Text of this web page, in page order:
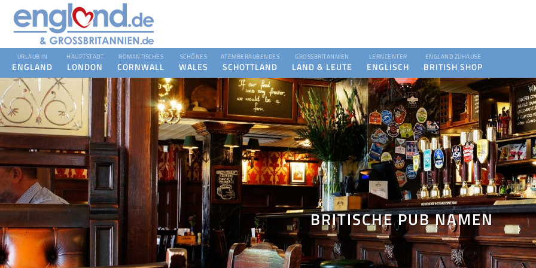
URLAUB IN
ENGLAND
HAUPTSTADT
LONDON
ROMANTISCHES
CORNWALL
SCHÖNES
WALES
ATEMBERAUBENDES
SCHOTTLAND
GROSSBRITANNIEN
LAND & LEUTE
LERNCENTER
ENGLISCH
ENGLAND ZUHAUSE
BRITISH SHOP
BRITISCHE PUB NAMEN